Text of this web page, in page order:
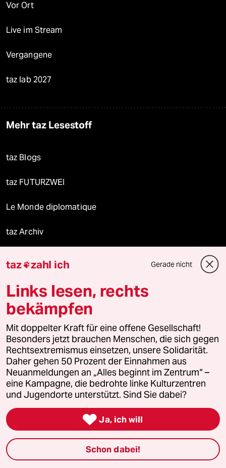
Vor Ort
Live im Stream
Vergangene
taz lab 2027
Mehr taz Lesestoff
taz Blogs
taz FUTURZWEI
Le Monde diplomatique
taz Archiv
Reisen
Kantine
Shop
Anzeigen
Fragen & Hilfe
Feedback
taz zahl ich Gerade nicht
Links lesen, rechts
bekämpfen
Mit doppelter Kraft für eine offene Gesellschaft!
Besonders jetzt brauchen Menschen, die sich gegen
Rechtsextremismus einsetzen, unsere Solidarität.
Daher gehen 50 Prozent der Einnahmen aus
Neuanmeldungen an „Alles beginnt im Zentrum“ –
eine Kampagne, die bedrohte linke Kulturzentren
und Jugendorte unterstützt. Sind Sie dabei?
 Ja, ich will
Schon dabei!